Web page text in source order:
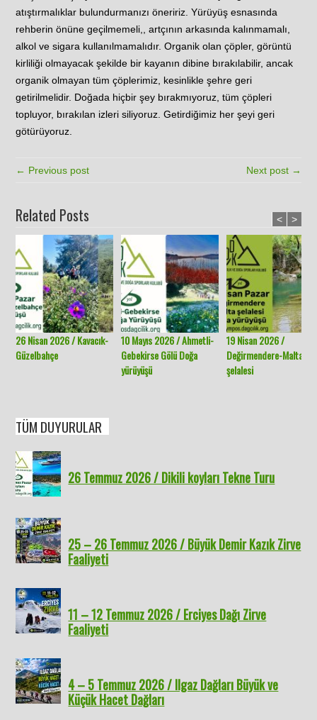
atıştırmalıklar bulundurmanızı öneririz. Yürüyüş esnasında
rehberin önüne geçilmemeli,, artçının arkasında kalınmamalı,
alkol ve sigara kullanılmamalıdır. Organik olan çöpler, görüntü
kirliliği olmayacak şekilde bir kayanın dibine bırakılabilir, ancak
organik olmayan tüm çöplerimiz, kesinlikle şehre geri
getirilmelidir. Doğada hiçbir şey bırakmıyoruz, tüm çöpleri
topluyor, bırakılan izleri siliyoruz. Getirdiğimiz her şeyi geri
götürüyoruz.
← Previous post Next post →
Related Posts
26 Nisan 2026 / Kavacık-
Güzelbahçe
10 Mayıs 2026 / Ahmetli-
Gebekirse Gölü Doğa
yürüyüşü
19 Nisan 2026 /
Değirmendere-Malta
şelalesi
< >
TÜM DUYURULAR
26 Temmuz 2026 / Dikili koyları Tekne Turu
25 – 26 Temmuz 2026 / Büyük Demir Kazık Zirve
Faaliyeti
11 – 12 Temmuz 2026 / Erciyes Dağı Zirve
Faaliyeti
4 – 5 Temmuz 2026 / Ilgaz Dağları Büyük ve
Küçük Hacet Dağları